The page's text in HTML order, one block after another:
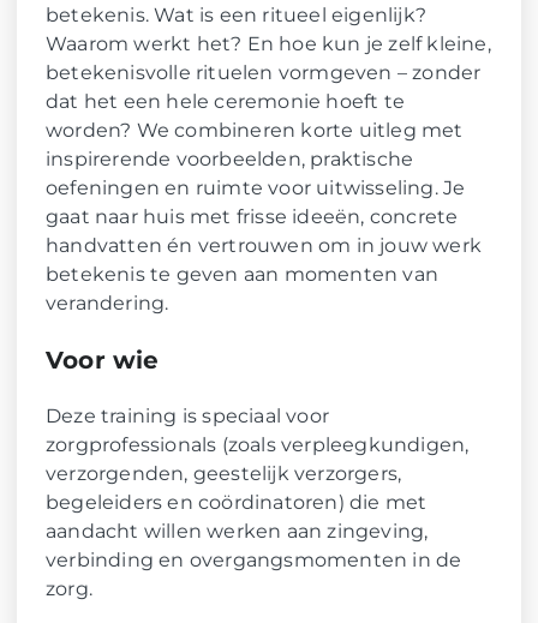
betekenis. Wat is een ritueel eigenlijk?
Waarom werkt het? En hoe kun je zelf kleine,
betekenisvolle rituelen vormgeven – zonder
dat het een hele ceremonie hoeft te
worden? We combineren korte uitleg met
inspirerende voorbeelden, praktische
oefeningen en ruimte voor uitwisseling. Je
gaat naar huis met frisse ideeën, concrete
handvatten én vertrouwen om in jouw werk
betekenis te geven aan momenten van
verandering.
Voor wie
Deze training is speciaal voor
zorgprofessionals (zoals verpleegkundigen,
verzorgenden, geestelijk verzorgers,
begeleiders en coördinatoren) die met
aandacht willen werken aan zingeving,
verbinding en overgangsmomenten in de
zorg.